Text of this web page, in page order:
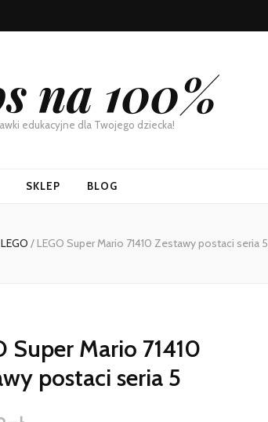
na 100%
edukacyjne dla Twojego dziecka!
SKLEP BLOG
LEGO / LEGO Super Mario 71410 Zestawy postaci seria 5
Super Mario 71410
postaci seria 5